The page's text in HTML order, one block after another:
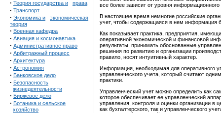
· Теория государства и права
· Транспорт
· Экономика и
экономическая
теория
· Военная кафедра
· Авиация и космонавтика
· Административное право
· Арбитражный процесс
· Архитектура
· Астрономия
· Банковское дело
· Безопасность
жизнедеятельности
· Биржевое дело
· Ботаника и сельское
хозяйство
все более зависит от уровня
В настоящее время немногие российские
учет, чтобы содержащаяся в нем информация
Как показывает практика, предприятия,
оперативной экономической и финансовой
результаты, принимать обоснованные
решения по развитию и организации
правило, носят интуитивный характер.
Информация, необходимая для оперативного
управленческого учета, который считают
практики.
Управленческий учет можно определить как
которое обеспечивает ее управленческий
управления, контроля и оценки организации в
как бухгалтерского, так и управленческого